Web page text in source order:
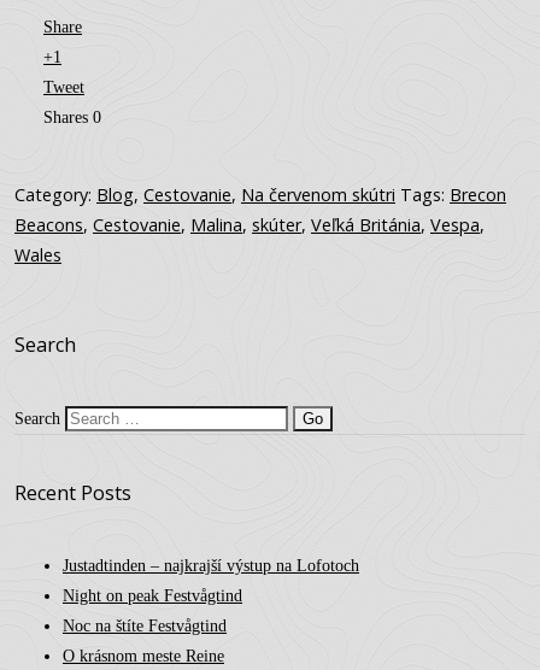
Share
+1
Tweet
Shares 0
Category: Blog, Cestovanie, Na červenom skútri Tags: Brecon
Beacons, Cestovanie, Malina, skúter, Veľká Británia, Vespa,
Wales
Search
Search
Recent Posts
Justadtinden – najkrajší výstup na Lofotoch
Night on peak Festvågtind
Noc na štíte Festvågtind
O krásnom meste Reine